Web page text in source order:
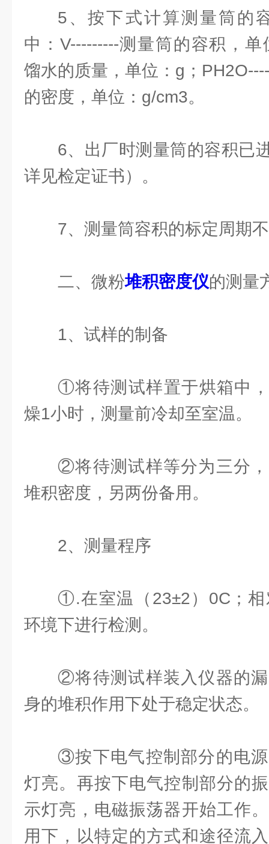
5、按下式计算测量筒的
中：V---------测量筒的容积，单
馏水的质量，单位：g；
的密度，单位：g/cm3。
6、出厂时测量筒的容积已
详见检定证书）。
7、测量筒容积的标定周期
二、微粉堆积密度仪的测量
1、试样的制备
①将待测试样置于烘箱中
燥1小时，测量前冷却至室温。
②将待测试样等分为三分
堆积密度，另两份备用。
2、测量程序
①.在室温（23±2）0C；
环境下进行检测。
②将待测试样装入仪器的
身的堆积作用下处于稳定状态。
③按下电气控制部分的电
灯亮。再按下电气控制部分的
示灯亮，电磁振荡器开始工作
用下，以特定的方式和途径流